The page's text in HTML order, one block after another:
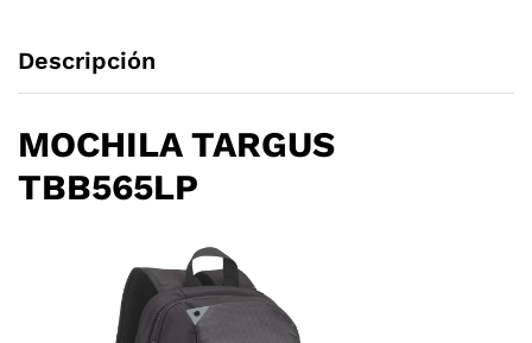
Descripción
MOCHILA TARGUS
TBB565LP